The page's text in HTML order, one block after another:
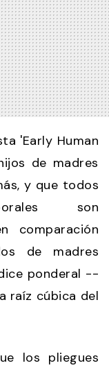
'Early Human
de madres
y que todos
son
comparación
de madres
ponderal --
raíz cúbica del
los pliegues